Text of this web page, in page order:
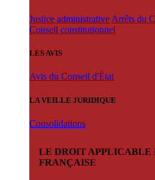
Justice administrative Arrêts du
Conseil constitutionnel
LES AVIS
Avis du Conseil d'État
LA VEILLE JURIDIQUE
Consolidations
LE DROIT APPLICABLE
FRANÇAISE